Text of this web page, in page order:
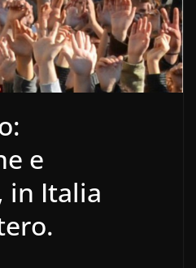
e
in Italia